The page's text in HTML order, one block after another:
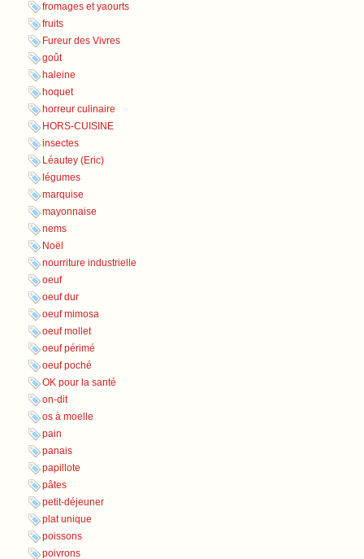
fromages et yaourts
fruits
Fureur des Vivres
goût
haleine
hoquet
horreur culinaire
HORS-CUISINE
insectes
Léautey (Eric)
légumes
marquise
mayonnaise
nems
Noël
nourriture industrielle
oeuf
oeuf dur
oeuf mimosa
oeuf mollet
oeuf périmé
oeuf poché
OK pour la santé
on-dit
os à moelle
pain
panais
papillote
pâtes
petit-déjeuner
plat unique
poissons
poivrons